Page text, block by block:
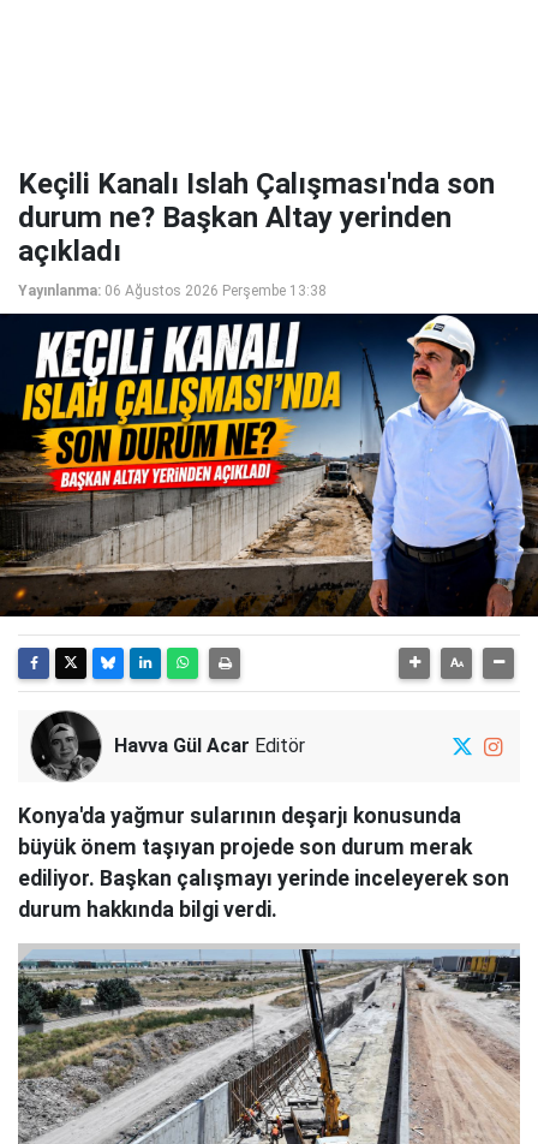
Keçili Kanalı Islah Çalışması'nda son
durum ne? Başkan Altay yerinden
açıkladı
Yayınlanma: 06 Ağustos 2026 Perşembe 13:38
Havva Gül Acar Editör
Konya'da yağmur sularının deşarjı konusunda
büyük önem taşıyan projede son durum merak
ediliyor. Başkan çalışmayı yerinde inceleyerek son
durum hakkında bilgi verdi.